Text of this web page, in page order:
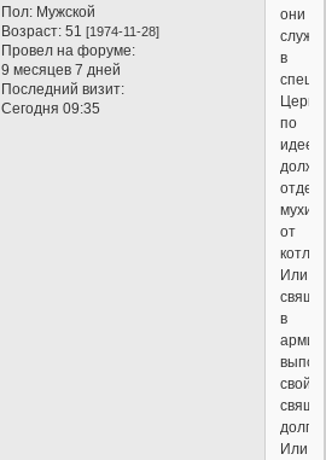
Пол: Мужской
Возраст: 51[1974-11-28]
Провел на форуме:
9 месяцев 7 дней
Последний визит:
Сегодня 09:35
они
в
по
идее
мухи
от
Или
в
армии
свой
долг?
Или